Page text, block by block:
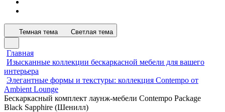
Темная тема Светлая тема
Главная
Изысканные коллекции бескаркасной мебели для вашего
интерьера
Элегантные формы и текстуры: коллекция Contempo от
Ambient Lounge
Бескаркасный комплект лаунж-мебели Contempo Package
Black Sapphire (Шенилл)